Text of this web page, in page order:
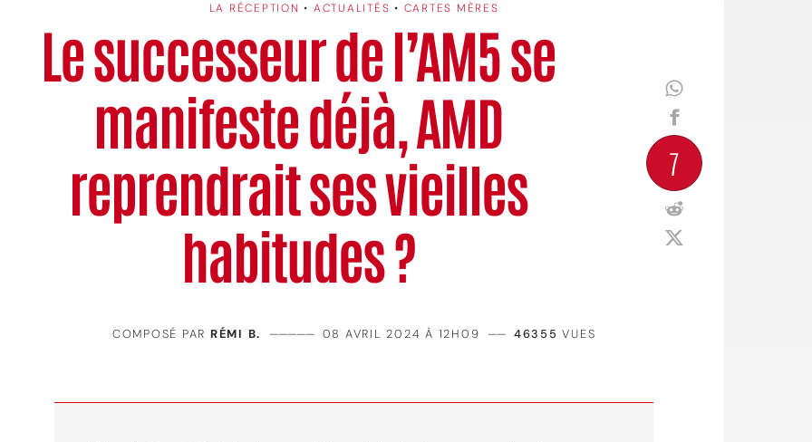
LA RÉCEPTION • ACTUALITÉS • CARTES MÈRES
Le successeur de l’AM5 se
manifeste déjà, AMD
reprendrait ses vieilles
habitudes ?
7
COMPOSÉ PAR RÉMI B. ————— 08 AVRIL 2024 À 12H09 —— 46355 VUES